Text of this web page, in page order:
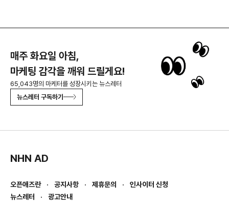
매주 화요일 아침,
마케팅 감각을 깨워 드릴게요!
65,043명의 마케터를 성장시키는 뉴스레터
뉴스레터 구독하기
NHN AD
오픈애즈란 공지사항 제휴문의
인사이터 신청
뉴스레터
광고안내